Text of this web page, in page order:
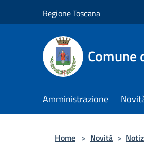
Regione Toscana
Comune
Amministrazione
Home > Novità >